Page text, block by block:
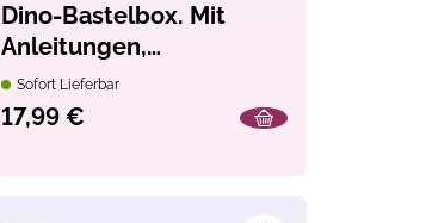
Dino-Bastelbox. Mit
Anleitungen,
Bastelmaterial und
Mitmachbuch
Sofort Lieferbar
17,99 €